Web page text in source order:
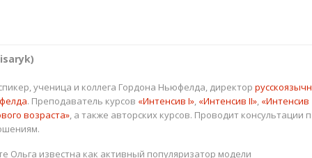
ученица и коллега Гордона Ньюфелда, директор
. Преподаватель курсов «Интенсив I», «Интенсив II», «Интенсив
возраста», а также авторских курсов. Проводит консультации
Ольга известна как активный популяризатор модели